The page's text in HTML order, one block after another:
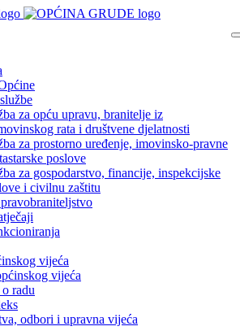
za opću upravu, branitelje iz
rata i društvene djelatnosti
za prostorno uređenje, imovinsko-pravne
poslove
za gospodarstvo, financije, inspekcijske
i civilnu zaštitu
vijeća
vijeća
radu
odbori i upravna vijeća